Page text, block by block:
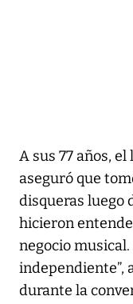
A sus 77 años, el
aseguró que
disqueras luego
hicieron
negocio
independiente”,
durante la